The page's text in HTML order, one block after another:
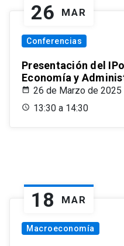
26 MAR
Conferencias
Presentación del
Economía y
26 de Marzo de 2025
13:30 a 14:30
18 MAR
Macroeconomía